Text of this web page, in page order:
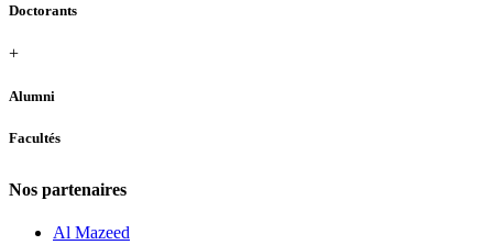
Doctorants
+
Alumni
Facultés
Nos partenaires
Al Mazeed